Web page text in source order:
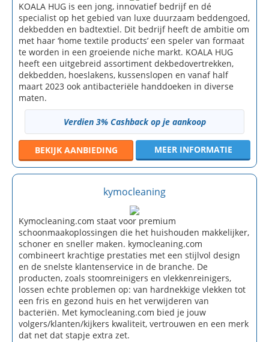
KOALA HUG is een jong, innovatief bedrijf en dé
specialist op het gebied van luxe duurzaam beddengoed,
dekbedden en badtextiel. Dit bedrijf heeft de ambitie om
met haar ‘home textile products’ een speler van formaat
te worden in een groeiende niche markt. KOALA HUG
heeft een uitgebreid assortiment dekbedovertrekken,
dekbedden, hoeslakens, kussenslopen en vanaf half
maart 2023 ook antibacteriële handdoeken in diverse
maten.
Verdien 3% Cashback op je aankoop
BEKIJK AANBIEDING MEER INFORMATIE
kymocleaning
Kymocleaning.com staat voor premium
schoonmaakoplossingen die het huishouden makkelijker,
schoner en sneller maken. kymocleaning.com
combineert krachtige prestaties met een stijlvol design
en de snelste klantenservice in de branche. De
producten, zoals stoomreinigers en vlekkenreinigers,
lossen echte problemen op: van hardnekkige vlekken tot
een fris en gezond huis en het verwijderen van
bacteriën. Met kymocleaning.com bied je jouw
volgers/klanten/kijkers kwaliteit, vertrouwen en een merk
dat net dat stapje extra zet.